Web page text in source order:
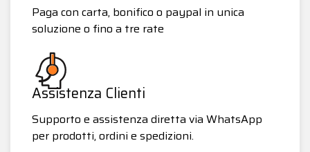
Paga con carta, bonifico o paypal in unica
soluzione o fino a tre rate
Assistenza Clienti
Supporto e assistenza diretta via WhatsApp
per prodotti, ordini e spedizioni.